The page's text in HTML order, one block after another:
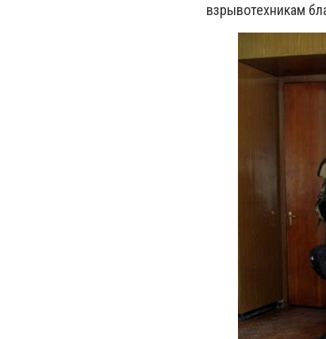
взрывотехникам